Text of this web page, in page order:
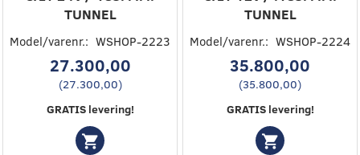
TUNNEL
Model/varenr.: WSHOP-2223
27.300,00
(27.300,00)
GRATIS levering!
TUNNEL
Model/varenr.: WSHOP-2224
35.800,00
(35.800,00)
GRATIS levering!